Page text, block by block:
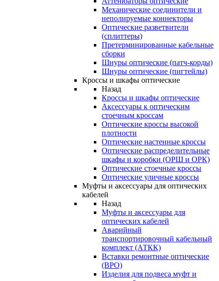
Механические соединители и
неполируемые коннекторы
Оптические разветвители
(сплиттеры)
Претерминированные кабельные
сборки
Шнуры оптические (патч-корды)
Шнуры оптические (пигтейлы)
Кроссы и шкафы оптические
Назад
Кроссы и шкафы оптические
Аксессуары к оптическим
стоечным кроссам
Оптические кроссы высокой
плотности
Оптические настенные кроссы
Оптические распределительные
шкафы и коробки (ОРШ и ОРК)
Оптические стоечные кроссы
Оптические уличные кроссы
Муфты и аксессуары для оптических
кабелей
Назад
Муфты и аксессуары для
оптических кабелей
Аварийный
транспортировочный кабельный
комплект (АТКК)
Вставки ремонтные оптические
(ВРО)
Изделия для подвеса муфт и